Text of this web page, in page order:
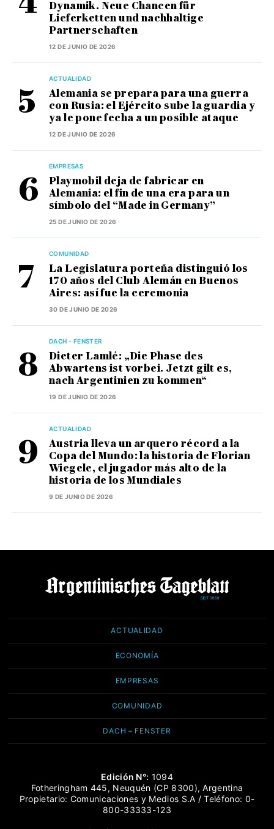
Dynamik. Neue Chancen für
Lieferketten und nachhaltige
Partnerschaften
12 DE JUNIO DE 2026
ACTUALIDAD
Alemania se prepara para una guerra
con Rusia: el Ejército sube la guardia y
ya le pone fecha a un posible ataque
12 DE JUNIO DE 2026
EMPRESAS
Playmobil deja de fabricar en
Alemania: el fin de una era para un
símbolo del “Made in Germany”
25 DE JUNIO DE 2026
COMUNIDAD
La Legislatura porteña distinguió los
170 años del Club Alemán en Buenos
Aires: así fue la ceremonia
30 DE JUNIO DE 2026
DACH - FENSTER
Dieter Lamlé: „Die Phase des
Abwartens ist vorbei. Jetzt gilt es,
nach Argentinien zu kommen“
19 DE JUNIO DE 2026
ACTUALIDAD
Austria lleva un arquero récord a la
Copa del Mundo: la historia de Florian
Wiegele, el jugador más alto de la
historia de los Mundiales
9 DE JUNIO DE 2026
ACTUALIDAD
ECONOMÍA
EMPRESAS
COMUNIDAD
DACH – FENSTER
Edición N°: 1094
Fotheringham 445, Neuquén (CP 8300), Argentina
Propietario: Comunicaciones y Medios S.A / Teléfono: 0-
800-33333-123